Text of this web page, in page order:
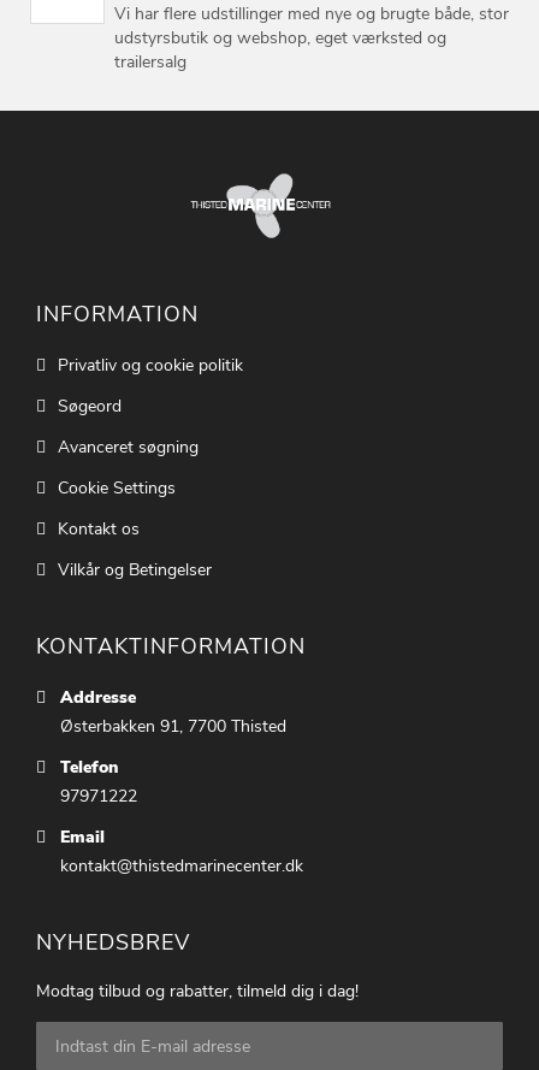
Vi har flere udstillinger med nye og brugte både, stor
udstyrsbutik og webshop, eget værksted og
trailersalg
INFORMATION
Privatliv og cookie politik
Søgeord
Avanceret søgning
Cookie Settings
Kontakt os
Vilkår og Betingelser
KONTAKTINFORMATION
Addresse
Østerbakken 91, 7700 Thisted
Telefon
97971222
Email
kontakt@thistedmarinecenter.dk
NYHEDSBREV
Modtag tilbud og rabatter, tilmeld dig i dag!
Tilmeld
dig